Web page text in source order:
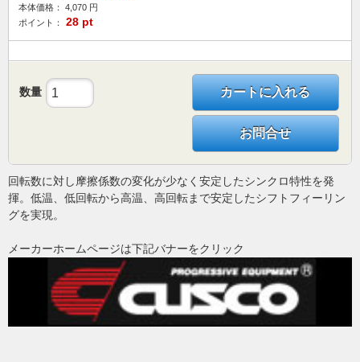
本体価格： 4,070 円
ポイント：
28 pt
数量 カートに入れる
お問合せ
回転数に対し摩擦係数の変化が少なく安定したシンクロ特性を発
揮。低温、低回転から高温、高回転まで安定したシフトフィーリン
グを実現。
メーカーホームページは下記バナーをクリック